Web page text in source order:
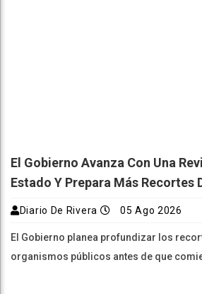
El Gobierno Avanza Con Una
Estado Y Prepara Más Recortes
Diario De Rivera 05 Ago 2026
El Gobierno planea profundizar los
organismos públicos antes de que